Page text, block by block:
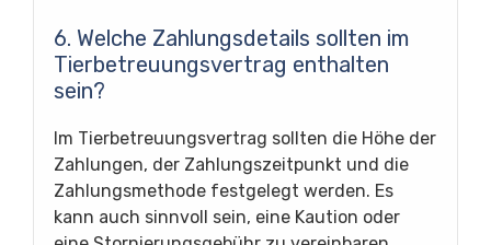
6. Welche Zahlungsdetails sollten im
Tierbetreuungsvertrag enthalten
sein?
Im Tierbetreuungsvertrag sollten die Höhe der
Zahlungen, der Zahlungszeitpunkt und die
Zahlungsmethode festgelegt werden. Es
kann auch sinnvoll sein, eine Kaution oder